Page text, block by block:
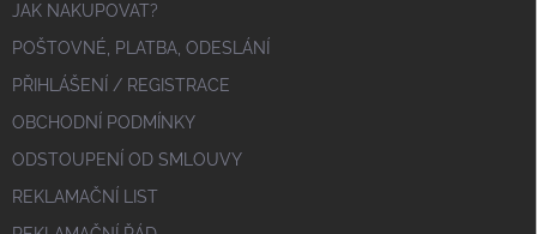
JAK NAKUPOVAT?
POŠTOVNÉ, PLATBA, ODESLÁNÍ
PŘIHLÁŠENÍ / REGISTRACE
OBCHODNÍ PODMÍNKY
ODSTOUPENÍ OD SMLOUVY
REKLAMAČNÍ LIST